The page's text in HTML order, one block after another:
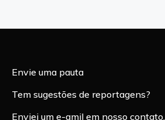
Envie uma pauta
Tem sugestões de reportagens?
Enviei um e-amil em nosso contato.